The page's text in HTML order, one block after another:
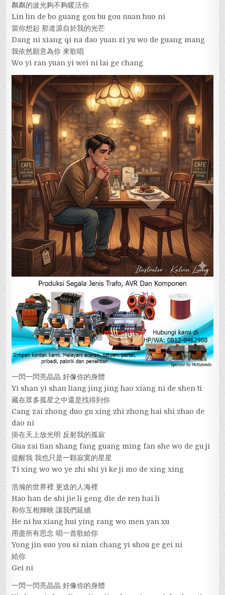
粼粼的波光夠不夠暖活你
Lin lin de bo guang gou bu gou nuan huo ni
當你想起 那道源自於我的光芒
Dang ni xiang qi na dao yuan zi yu wo de guang mang
我依然願意為你 來歌唱
Wo yi ran yuan yi wei ni lai ge chang
一閃一閃亮晶晶 好像你的身體
Yi shan yi shan liang jing jing hao xiang ni de shen ti
藏在眾多孤星之中還是找得到你
Cang zai zhong duo gu xing zhi zhong hai shi zhao de
dao ni
掛在天上放光明 反射我的孤寂
Gua zai tian shang fang guang ming fan she wo de gu ji
提醒我 我也只是一顆寂寞的星星
Ti xing wo wo ye zhi shi yi ke ji mo de xing xing
浩瀚的世界裡 更迭的人海裡
Hao han de shi jie li geng die de ren hai li
和你互相輝映 讓我們延續
He ni hu xiang hui ying rang wo men yan xu
用盡所有思念 唱一首歌給你
Yong jin suo you si nian chang yi shou ge gei ni
給你
Gei ni
一閃一閃亮晶晶 好像你的身體